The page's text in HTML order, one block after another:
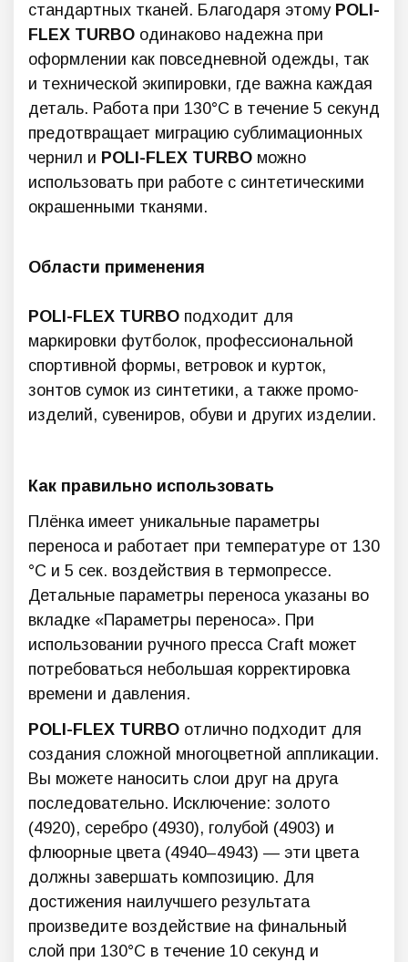
стандартных тканей. Благодаря этому POLI-
FLEX TURBO одинаково надежна при
оформлении как повседневной одежды, так
и технической экипировки, где важна каждая
деталь. Работа при 130°C в течение 5 секунд
предотвращает миграцию сублимационных
чернил и POLI-FLEX TURBO можно
использовать при работе с синтетическими
окрашенными тканями.
Области применения
POLI-FLEX TURBO подходит для
маркировки футболок, профессиональной
спортивной формы, ветровок и курток,
зонтов сумок из синтетики, а также промо-
изделий, сувениров, обуви и других изделии.
Как правильно использовать
Плёнка имеет уникальные параметры
переноса и работает при температуре от 130
°C и 5 сек. воздействия в термопрессе.
Детальные параметры переноса указаны во
вкладке «Параметры переноса». При
использовании ручного пресса Craft может
потребоваться небольшая корректировка
времени и давления.
POLI-FLEX TURBO отлично подходит для
создания сложной многоцветной аппликации.
Вы можете наносить слои друг на друга
последовательно. Исключение: золото
(4920), серебро (4930), голубой (4903) и
флюорные цвета (4940–4943) — эти цвета
должны завершать композицию. Для
достижения наилучшего результата
произведите воздействие на финальный
слой при 130°C в течение 10 секунд и